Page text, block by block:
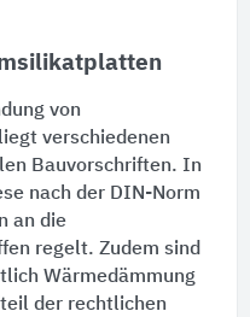
von
verschiedenen
Bauvorschriften. In
nach der DIN-Norm
an die
regelt. Zudem sind
Wärmedämmung
der rechtlichen